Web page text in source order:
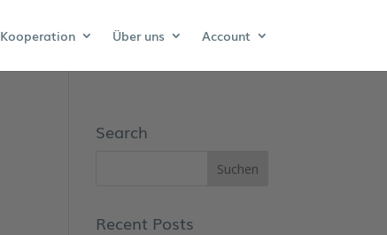
Kooperation Über uns Account
Search
Recent Posts